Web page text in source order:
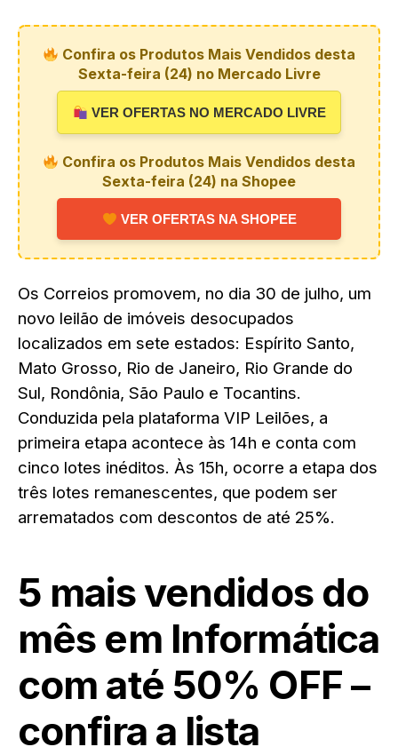
Confira os Produtos Mais Vendidos desta
Sexta-feira (24) no Mercado Livre
VER OFERTAS NO MERCADO LIVRE
Confira os Produtos Mais Vendidos desta
Sexta-feira (24) na Shopee
VER OFERTAS NA SHOPEE
Os Correios promovem, no dia 30 de julho, um
novo leilão de imóveis desocupados
localizados em sete estados: Espírito Santo,
Mato Grosso, Rio de Janeiro, Rio Grande do
Sul, Rondônia, São Paulo e Tocantins.
Conduzida pela plataforma VIP Leilões, a
primeira etapa acontece às 14h e conta com
cinco lotes inéditos. Às 15h, ocorre a etapa dos
três lotes remanescentes, que podem ser
arrematados com descontos de até 25%.
5 mais vendidos do
mês em Informática
com até 50% OFF –
confira a lista